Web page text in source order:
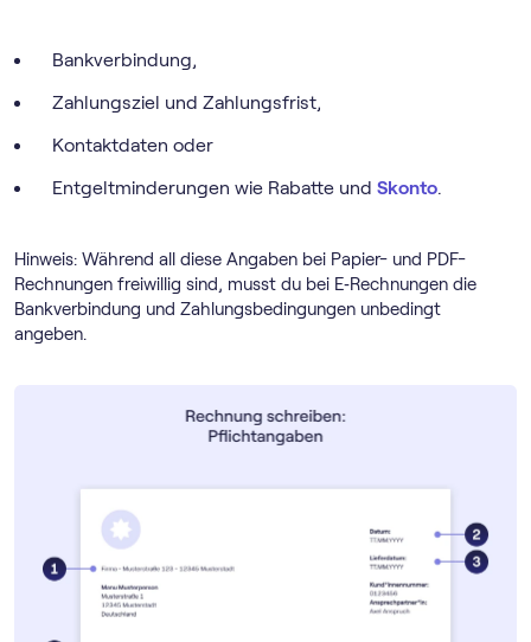
Bankverbindung,
Zahlungsziel und Zahlungsfrist,
Kontaktdaten oder
Entgeltminderungen wie Rabatte und Skonto.
Hinweis: Während all diese Angaben bei Papier- und PDF-
Rechnungen freiwillig sind, musst du bei E‑Rechnungen die
Bankverbindung und Zahlungsbedingungen unbedingt
angeben.